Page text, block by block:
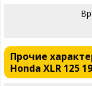
Прочие
Honda XLR 125